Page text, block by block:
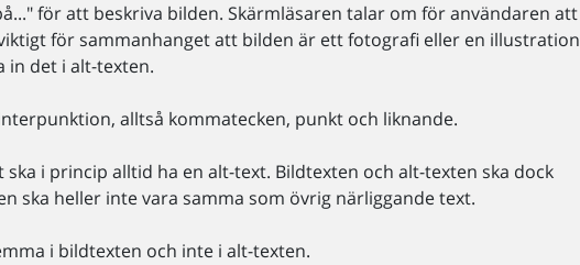
för att beskriva bilden. Skärmläsaren talar om för användaren att
för sammanhanget att bilden är ett fotografi eller en illustration
in det i alt-texten.
alltså kommatecken, punkt och liknande.
i princip alltid ha en alt-text. Bildtexten och alt-texten ska dock
ska heller inte vara samma som övrig närliggande text.
i bildtexten och inte i alt-texten.